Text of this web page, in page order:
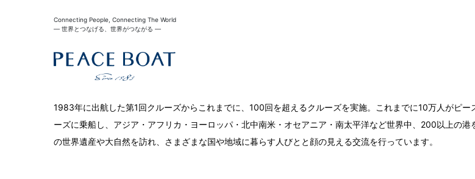
Connecting People, Connecting The World
― 世界とつなげる、世界がつながる ―
1983年に出航した第1回クルーズからこれまでに、100回を超えるクルーズを実施。これまでに10万人がピー
ーズに乗船し、アジア・アフリカ・ヨーロッパ・北中南米・オセアニア・南太平洋など世界中、200以上の港
の世界遺産や大自然を訪れ、さまざまな国や地域に暮らす人びとと顔の見える交流を行っています。